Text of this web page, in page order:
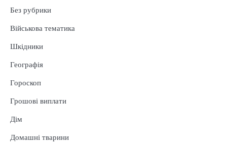
Без рубрики
Військова тематика
Шкідники
Географія
Гороскоп
Грошові виплати
Дім
Домашні тварини